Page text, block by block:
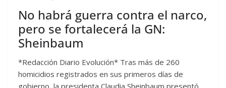
No habrá guerra contra el narco,
pero se fortalecerá la GN:
Sheinbaum
*Redacción Diario Evolución* Tras más de 260
homicidios registrados en sus primeros días de
gobierno, la presidenta Claudia Sheinbaum presentó